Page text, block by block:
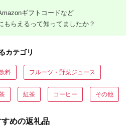
ギフトコードなど
もらえるって知ってましたか？
カテゴリ
料 フルーツ・野菜ジュース
紅茶 コーヒー その他
めの返礼品